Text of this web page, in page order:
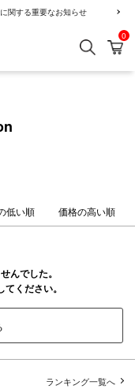
関する重要なお知らせ
検索 カ
0
低い順 価格の高い順
んでした。
ください。
ランキング一覧へ